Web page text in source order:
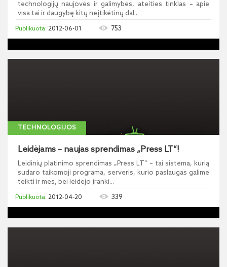
technologijų naujovės ir galimybės, ateities tinklas – apie
visa tai ir daugybę kitų neįtikėtinų dal...
2012-06-01 753
TECHNOLOGIJOS
Leidėjams – naujas sprendimas „Press LT“!
Leidinių platinimo sprendimas „Press LT“ – tai sistema, kurią
sudaro taikomoji programa, serveris, kurio paslaugas galime
teikti ir mes, bei leidėjo įranki...
2012-04-20 339